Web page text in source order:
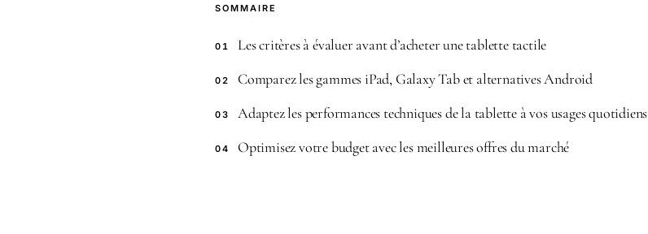
SOMMAIRE
01 Les critères à évaluer avant d’acheter une tablette tactile
02 Comparez les gammes iPad, Galaxy Tab et alternatives Android
03 Adaptez les performances techniques de la tablette à vos usages quotidiens
04 Optimisez votre budget avec les meilleures offres du marché